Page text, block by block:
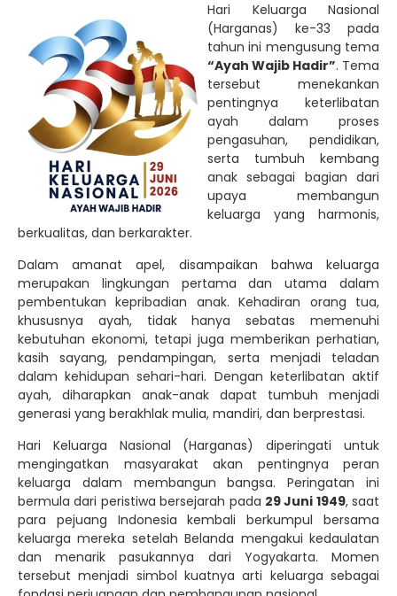
Hari Keluarga Nasional
(Harganas) ke-33 pada
tahun ini mengusung tema
“Ayah Wajib Hadir”. Tema
tersebut menekankan
pentingnya keterlibatan
ayah dalam proses
pengasuhan, pendidikan,
serta tumbuh kembang
anak sebagai bagian dari
upaya membangun
keluarga yang harmonis,
berkualitas, dan berkarakter.
Dalam amanat apel, disampaikan bahwa keluarga
merupakan lingkungan pertama dan utama dalam
pembentukan kepribadian anak. Kehadiran orang tua,
khususnya ayah, tidak hanya sebatas memenuhi
kebutuhan ekonomi, tetapi juga memberikan perhatian,
kasih sayang, pendampingan, serta menjadi teladan
dalam kehidupan sehari-hari. Dengan keterlibatan aktif
ayah, diharapkan anak-anak dapat tumbuh menjadi
generasi yang berakhlak mulia, mandiri, dan berprestasi.
Hari Keluarga Nasional (Harganas) diperingati untuk
mengingatkan masyarakat akan pentingnya peran
keluarga dalam membangun bangsa. Peringatan ini
bermula dari peristiwa bersejarah pada 29 Juni 1949, saat
para pejuang Indonesia kembali berkumpul bersama
keluarga mereka setelah Belanda mengakui kedaulatan
dan menarik pasukannya dari Yogyakarta. Momen
tersebut menjadi simbol kuatnya arti keluarga sebagai